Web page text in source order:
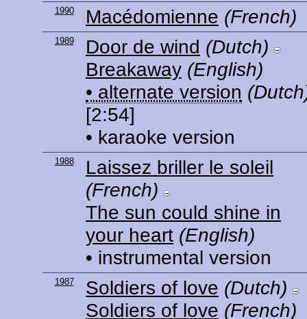
1990 Macédomienne (French)
1989 Door de wind (Dutch)
Breakaway (English)
• alternate version
[2:54]
• karaoke version
1988
Laissez briller le soleil
(French)
The sun could shine in
your heart (English)
• instrumental version
1987 Soldiers of love (Dutch)
Soldiers of love (French)